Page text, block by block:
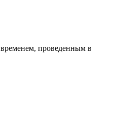
проведенным в